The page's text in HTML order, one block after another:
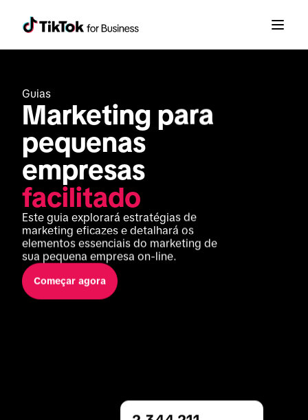
Guias
Marketing para
pequenas
facilitado
Este guia explorará estratégias de
marketing eficazes e detalhará os
elementos essenciais do marketing de
sua pequena empresa on-line.
Começar agora